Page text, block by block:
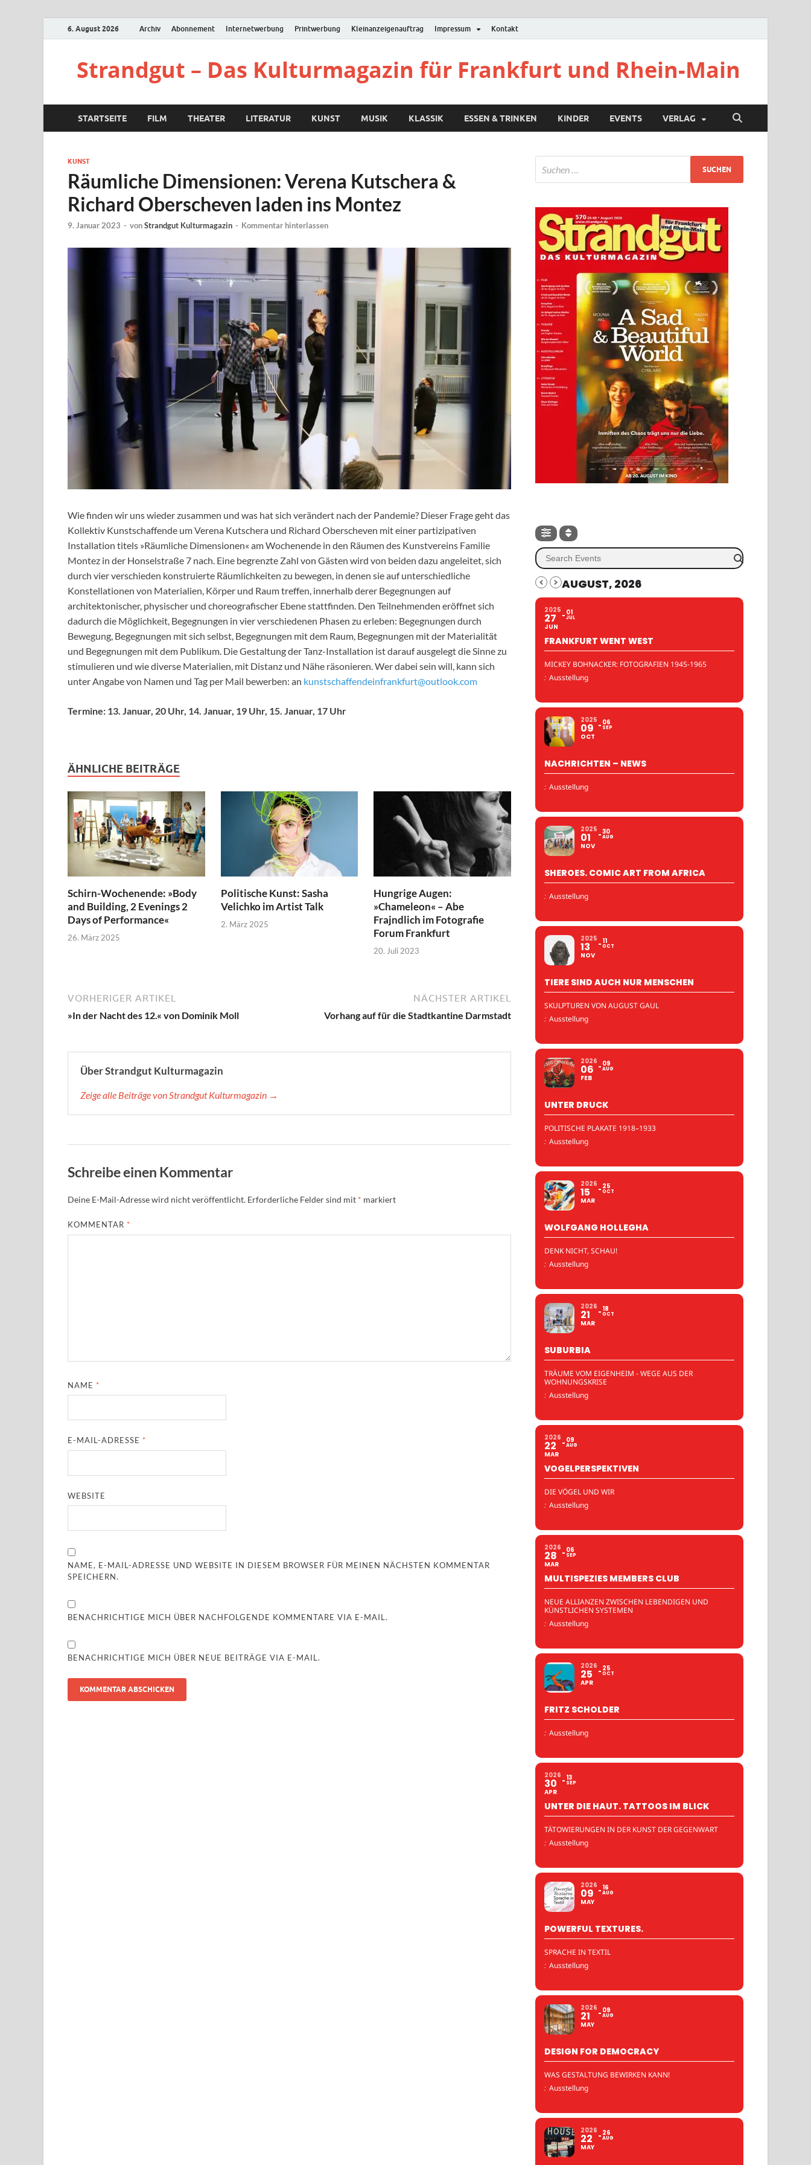
6. August 2026 Archiv Abonnement Internetwerbung Printwerbung Kleinanzeigenauftrag Impressum Kontakt
Strandgut – Das Kulturmagazin für Frankfurt und Rhein-Main
STARTSEITE FILM THEATER LITERATUR KUNST MUSIK KLASSIK ESSEN & TRINKEN KINDER EVENTS VERLAG
KUNST
Räumliche Dimensionen: Verena Kutschera &
Richard Oberscheven laden ins Montez
9. Januar 2023 - vonStrandgut Kulturmagazin - Kommentar hinterlassen
Wie finden wir uns wieder zusammen und was hat sich verändert nach der Pandemie? Dieser Frage geht das
Kollektiv Kunstschaffende um Verena Kutschera und Richard Oberscheven mit einer partizipativen
Installation titels »Räumliche Dimensionen« am Wochenende in den Räumen des Kunstvereins Familie
Montez in der Honselstraße 7 nach. Eine begrenzte Zahl von Gästen wird von beiden dazu angeleitet, sich
durch vier verschieden konstruierte Räumlichkeiten zu bewegen, in denen sie auf unterschiedliche
Konstellationen von Materialien, Körper und Raum treffen, innerhalb derer Begegnungen auf
architektonischer, physischer und choreografischer Ebene stattfinden. Den Teilnehmenden eröffnet sich
dadurch die Möglichkeit, Begegnungen in vier verschiedenen Phasen zu erleben: Begegnungen durch
Bewegung, Begegnungen mit sich selbst, Begegnungen mit dem Raum, Begegnungen mit der Materialität
und Begegnungen mit dem Publikum. Die Gestaltung der Tanz-Installation ist darauf ausgelegt die Sinne zu
stimulieren und wie diverse Materialien, mit Distanz und Nähe räsonieren. Wer dabei sein will, kann sich
unter Angabe von Namen und Tag per Mail bewerben: an kunstschaffendeinfrankfurt@outlook.com
Termine: 13. Januar, 20 Uhr, 14. Januar, 19 Uhr, 15. Januar, 17 Uhr
ÄHNLICHE BEITRÄGE
Schirn-Wochenende: »Body
and Building, 2 Evenings 2
Days of Performance«
26. März 2025
Politische Kunst: Sasha
Velichko im Artist Talk
2. März 2025
Hungrige Augen:
»Chameleon« – Abe
Frajndlich im Fotografie
Forum Frankfurt
20. Juli 2023
VORHERIGER ARTIKEL
»In der Nacht des 12.« von Dominik Moll
NÄCHSTER ARTIKEL
Vorhang auf für die Stadtkantine Darmstadt
Über Strandgut Kulturmagazin
Zeige alle Beiträge von Strandgut Kulturmagazin →
Schreibe einen Kommentar
Deine E-Mail-Adresse wird nicht veröffentlicht. Erforderliche Felder sind mit * markiert
KOMMENTAR *
NAME *
E-MAIL-ADRESSE *
WEBSITE
NAME, E-MAIL-ADRESSE UND WEBSITE IN DIESEM BROWSER FÜR MEINEN NÄCHSTEN KOMMENTAR
SPEICHERN.
BENACHRICHTIGE MICH ÜBER NACHFOLGENDE KOMMENTARE VIA E-MAIL.
BENACHRICHTIGE MICH ÜBER NEUE BEITRÄGE VIA E-MAIL.
AUGUST, 2026
2025
27
JUN
01
JUL
FRANKFURT WENT WEST
MICKEY BOHNACKER: FOTOGRAFIEN 1945-1965
: Ausstellung
2025
09
OCT
06
SEP
NACHRICHTEN – NEWS
: Ausstellung
2025
01
NOV
30
AUG
SHEROES. COMIC ART FROM AFRICA
: Ausstellung
2025
13
NOV
11
OCT
TIERE SIND AUCH NUR MENSCHEN
SKULPTUREN VON AUGUST GAUL
: Ausstellung
2026
06
FEB
09
AUG
UNTER DRUCK
POLITISCHE PLAKATE 1918–1933
: Ausstellung
2026
15
MAR
25
OCT
WOLFGANG HOLLEGHA
DENK NICHT, SCHAU!
: Ausstellung
2026
21
MAR
18
OCT
SUBURBIA
TRÄUME VOM EIGENHEIM - WEGE AUS DER
WOHNUNGSKRISE
: Ausstellung
2026
22
MAR
09
AUG
VOGELPERSPEKTIVEN
DIE VÖGEL UND WIR
: Ausstellung
2026
28
MAR
06
SEP
MULTISPEZIES MEMBERS CLUB
NEUE ALLIANZEN ZWISCHEN LEBENDIGEN UND
KÜNSTLICHEN SYSTEMEN
: Ausstellung
2026
25
APR
25
OCT
FRITZ SCHOLDER
: Ausstellung
2026
30
APR
13
SEP
UNTER DIE HAUT. TATTOOS IM BLICK
TÄTOWIERUNGEN IN DER KUNST DER GEGENWART
: Ausstellung
2026
09
MAY
16
AUG
POWERFUL TEXTURES.
SPRACHE IN TEXTIL
: Ausstellung
2026
21
MAY
09
AUG
DESIGN FOR DEMOCRACY
WAS GESTALTUNG BEWIRKEN KANN!
: Ausstellung
2026
22
MAY
26
AUG